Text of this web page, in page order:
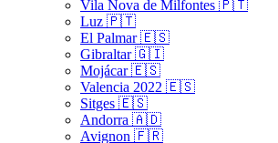
Vila Nova de Milfontes 🇵🇹
Luz 🇵🇹
El Palmar 🇪🇸
Gibraltar 🇬🇮
Mojácar 🇪🇸
Valencia 2022 🇪🇸
Sitges 🇪🇸
Andorra 🇦🇩
Avignon 🇫🇷